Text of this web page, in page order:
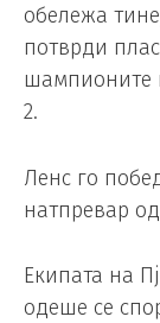
обележа
потврди
шампионите
2.
Ленс го
натпревар
Екипата на
одеше се